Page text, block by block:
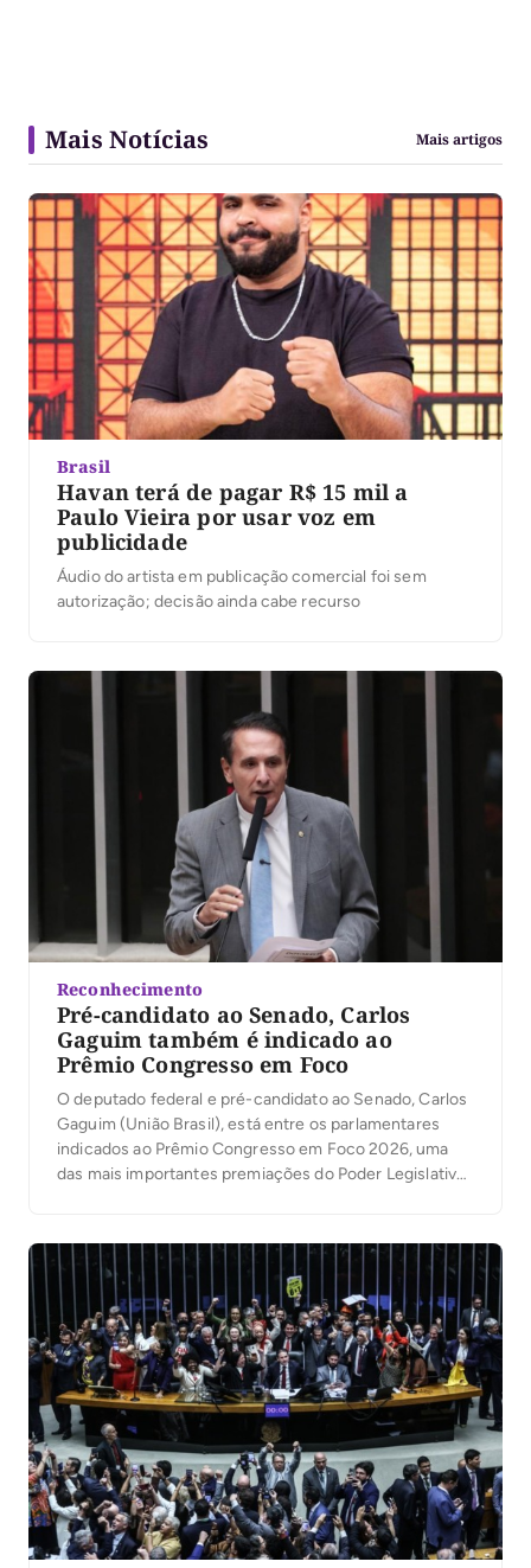
Mais Notícias Mais artigos
Brasil
Havan terá de pagar R$ 15 mil a
Paulo Vieira por usar voz em
publicidade
Áudio do artista em publicação comercial foi sem
autorização; decisão ainda cabe recurso
Reconhecimento
Pré-candidato ao Senado, Carlos
Gaguim também é indicado ao
Prêmio Congresso em Foco
O deputado federal e pré-candidato ao Senado, Carlos
Gaguim (União Brasil), está entre os parlamentares
indicados ao Prêmio Congresso em Foco 2026, uma
das mais importantes premiações do Poder Legislativo
escolha dos deputados e senadores que mais se
destacaram no […]